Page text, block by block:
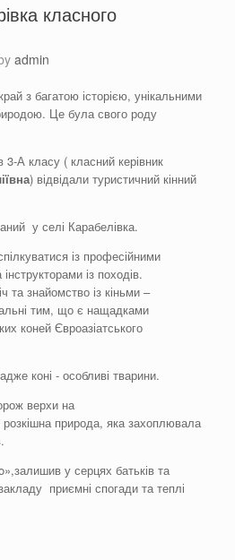
класного
admin
з багатою історією, унікальними
Це була свого роду
3-А класу ( класний керівник
) відвідали туристичний кінний
у селі Карабелівка.
із професійними
із походів.
та знайомство із кіньми –
тим, що є нащадками
коней Євроазіатського
коні - особливі тварини.
верхи на
природа, яка захоплювала
у серцях батьків та
приємні спогади та теплі